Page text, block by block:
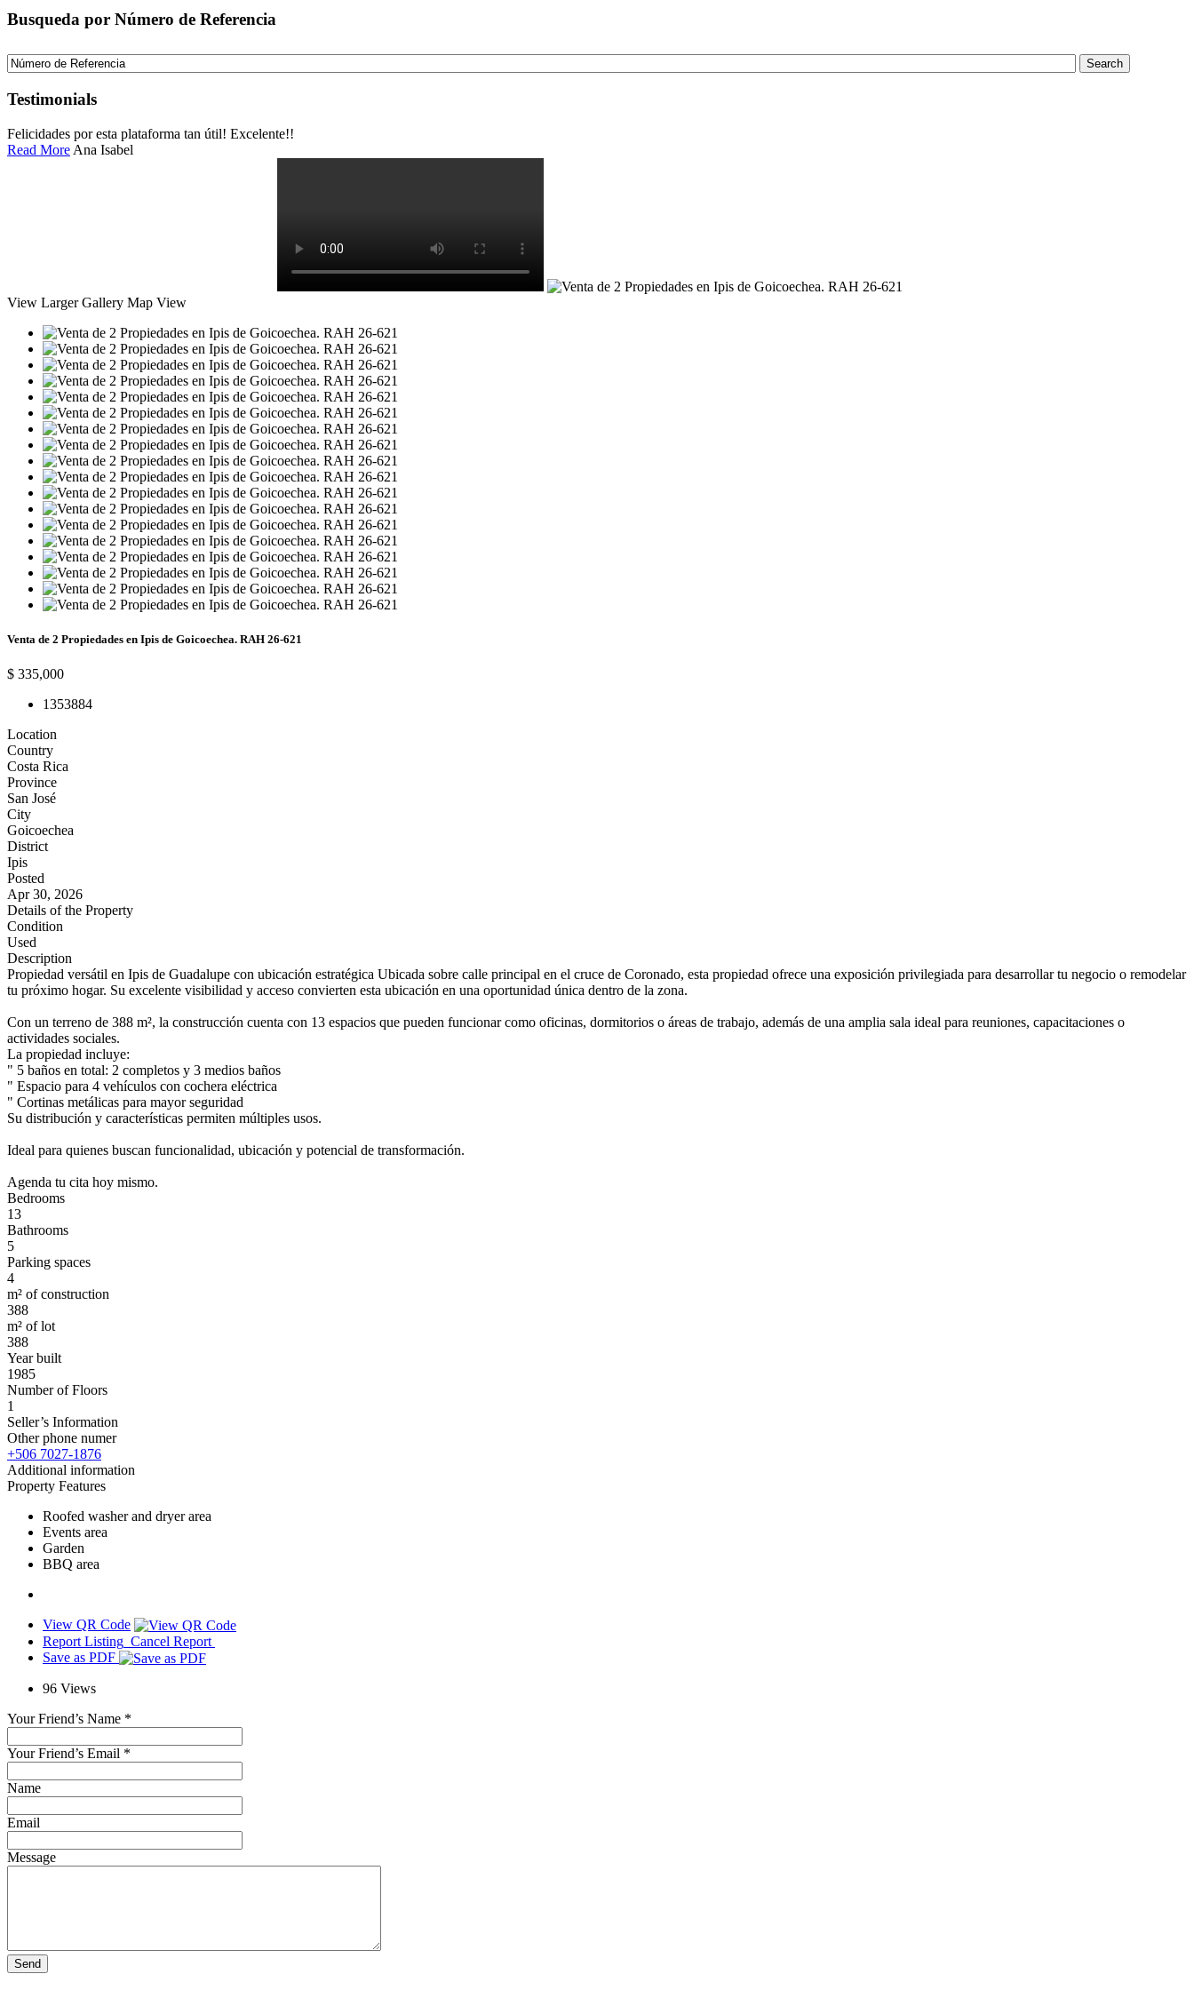
Busqueda por Número de Referencia
Testimonials
Felicidades por esta plataforma tan útil! Excelente!!
Read More Ana Isabel
View Larger Gallery Map View
Venta de 2 Propiedades en Ipis de Goicoechea. RAH 26-621
$ 335,000
1353884
Location
Country
Costa Rica
Province
San José
City
Goicoechea
District
Ipis
Posted
Apr 30, 2026
Details of the Property
Condition
Used
Description
Propiedad versátil en Ipis de Guadalupe con ubicación estratégica Ubicada sobre calle principal en el cruce de Coronado, esta propiedad ofrece una exposición privilegiada para desarrollar tu negocio o remodelar
tu próximo hogar. Su excelente visibilidad y acceso convierten esta ubicación en una oportunidad única dentro de la zona.
Con un terreno de 388 m², la construcción cuenta con 13 espacios que pueden funcionar como oficinas, dormitorios o áreas de trabajo, además de una amplia sala ideal para reuniones, capacitaciones o
actividades sociales.
La propiedad incluye:
" 5 baños en total: 2 completos y 3 medios baños
" Espacio para 4 vehículos con cochera eléctrica
" Cortinas metálicas para mayor seguridad
Su distribución y características permiten múltiples usos.
Ideal para quienes buscan funcionalidad, ubicación y potencial de transformación.
Agenda tu cita hoy mismo.
Bedrooms
13
Bathrooms
5
Parking spaces
4
m² of construction
388
m² of lot
388
Year built
1985
Number of Floors
1
Seller’s Information
Other phone numer
+506 7027-1876
Additional information
Property Features
Roofed washer and dryer area
Events area
Garden
BBQ area
View QR Code
Report Listing Cancel Report
Save as PDF
96 Views
Your Friend’s Name *
Your Friend’s Email *
Name
Email
Message